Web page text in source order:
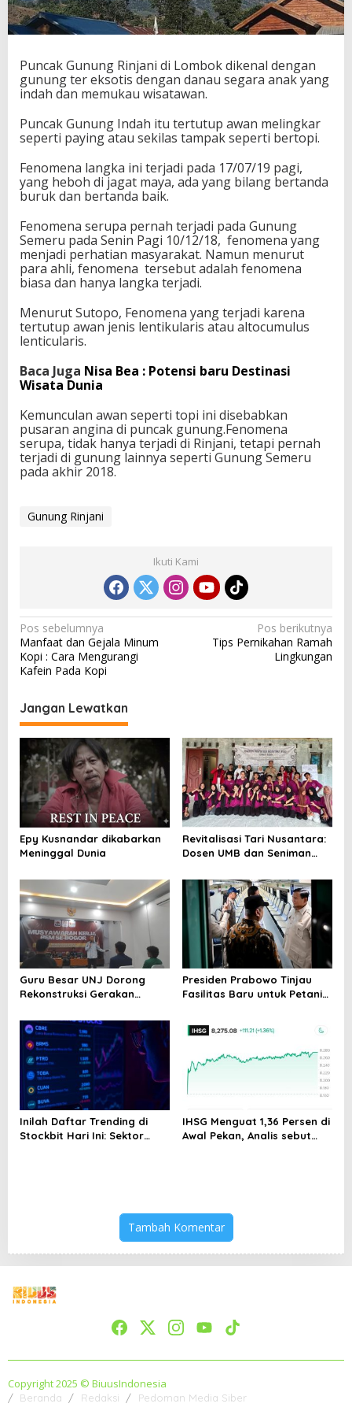
g
R
i
j
a
n
T
e
t
u
t
p
A
w
a
n
:
n
i
n
l
a
s
a
n
a
b
n
y
Puncak Gunung Rinjani di Lombok dikenal dengan
gunung ter eksotis dengan danau segara anak yang
indah dan memukau wisatawan.
Puncak Gunung Indah itu tertutup awan melingkar
seperti paying atau sekilas tampak seperti bertopi.
Fenomena langka ini terjadi pada 17/07/19 pagi,
yang heboh di jagat maya, ada yang bilang bertanda
buruk dan bertanda baik.
Fenomena serupa pernah terjadi pada Gunung
Semeru pada Senin Pagi 10/12/18, fenomena yang
menjadi perhatian masyarakat. Namun menurut
para ahli, fenomena tersebut adalah fenomena
biasa dan hanya langka terjadi.
Menurut Sutopo, Fenomena yang terjadi karena
tertutup awan jenis lentikularis atau altocumulus
lenticularis.
Baca Juga Nisa Bea : Potensi baru Destinasi
Wisata Dunia
Kemunculan awan seperti topi ini disebabkan
pusaran angina di puncak gunung.Fenomena
serupa, tidak hanya terjadi di Rinjani, tetapi pernah
terjadi di gunung lainnya seperti Gunung Semeru
pada akhir 2018.
Gunung Rinjani
Ikuti Kami
N
a
v
g
a
s
i
p
o
s
Pos sebelumnya
Manfaat dan Gejala Minum
Kopi : Cara Mengurangi
Kafein Pada Kopi
Pos berikutnya
Tips Pernikahan Ramah
Lingkungan
Jangan Lewatkan
Epy Kusnandar dikabarkan
Meninggal Dunia
Revitalisasi Tari Nusantara:
Dosen UMB dan Seniman
Tradisional Menjadi
Kontemporer di Tanjung
Lesung
Guru Besar UNJ Dorong
Rekonstruksi Gerakan
Terkait Isu HAM Papua
Presiden Prabowo Tinjau
Fasilitas Baru untuk Petani
Inilah Daftar Trending di
Stockbit Hari Ini: Sektor
IHSG Menguat 1,36 Persen di
Awal Pekan, Analis sebut
Tambah Komentar
Copyright 2025 © BiuusIndonesia
Beranda Redaksi Pedoman Media Siber